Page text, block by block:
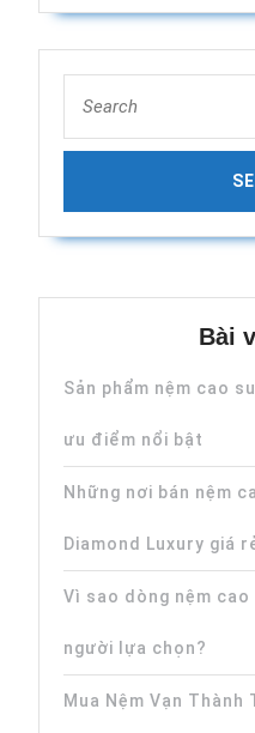
for:
Bài
Sản phẩm nệm cao
ưu điểm nổi bật
Những nơi bán nệm
Diamond Luxury giá
Vì sao dòng nệm
người lựa chọn?
Mua Nệm Vạn Thành